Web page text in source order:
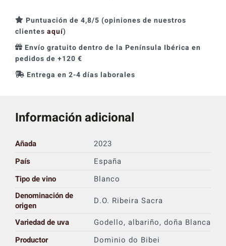
Puntuación de 4,8/5 (opiniones de nuestros
clientes aquí)
Envío gratuito dentro de la Península Ibérica en
pedidos de +120 €
Entrega en 2-4 días laborales
Información adicional
Añada
2023
País
España
Tipo de vino
Blanco
Denominación de
origen
D.O. Ribeira Sacra
Variedad de uva
Godello, albariño, doña Blanca
Productor
Dominio do Bibei